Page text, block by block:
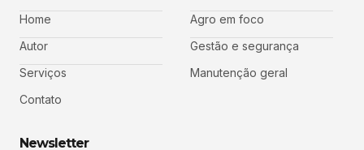
Home
Autor
Serviços
Contato
Agro em foco
Gestão e segurança
Manutenção geral
Newsletter